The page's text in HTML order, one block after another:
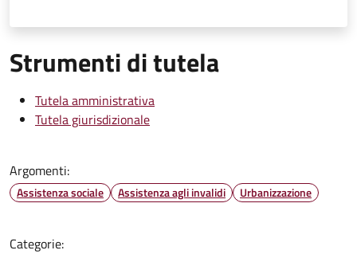
Strumenti di tutela
Tutela amministrativa
Tutela giurisdizionale
Argomenti:
Assistenza sociale Assistenza agli invalidi Urbanizzazione
Categorie: